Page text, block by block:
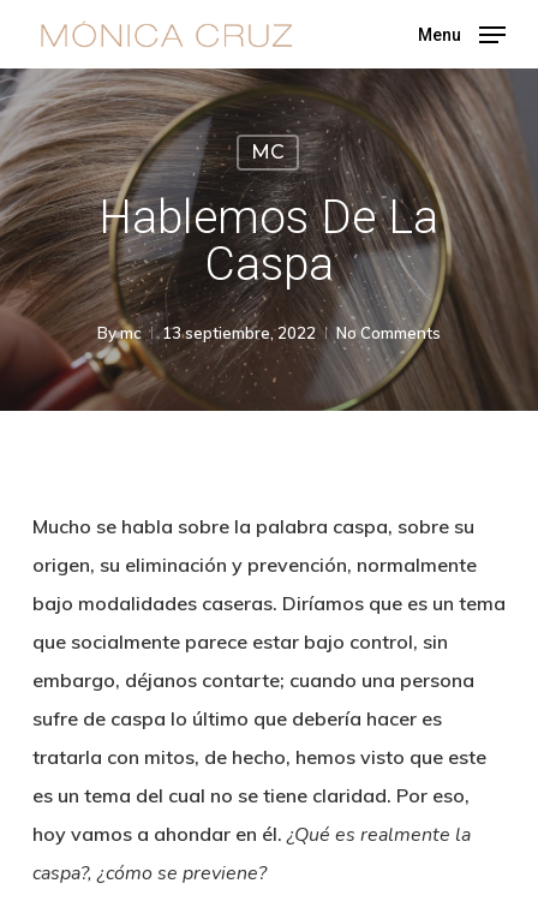
main
content
Menu
MC
Hablemos De La
Caspa
Bymc 13 septiembre, 2022 No Comments
Mucho se habla sobre la palabra caspa, sobre su
origen, su eliminación y prevención, normalmente
bajo modalidades caseras. Diríamos que es un tema
que socialmente parece estar bajo control, sin
embargo, déjanos contarte; cuando una persona
sufre de caspa lo último que debería hacer es
tratarla con mitos, de hecho, hemos visto que este
es un tema del cual no se tiene claridad. Por eso,
hoy vamos a ahondar en él. ¿Qué es realmente la
caspa?, ¿cómo se previene?